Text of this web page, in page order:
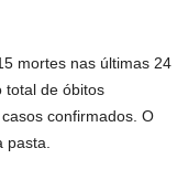
mortes nas últimas 24
total de óbitos
confirmados. O